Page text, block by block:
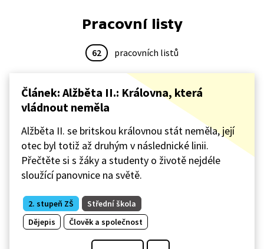
Pracovní listy
62 pracovních listů
Článek: Alžběta II.: Královna, která
vládnout neměla
Alžběta II. se britskou královnou stát neměla, její
otec byl totiž až druhým v následnické linii.
Přečtěte si s žáky a studenty o životě nejdéle
sloužící panovnice na světě.
2. stupeň ZŠ
Střední škola
Dějepis
Člověk a společnost